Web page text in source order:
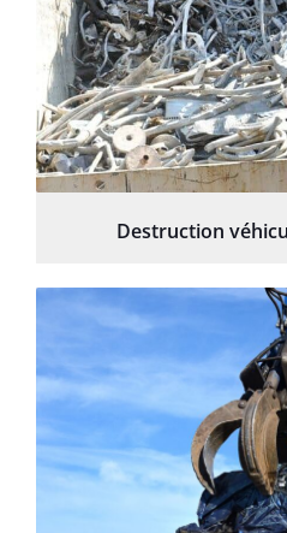
Destruction